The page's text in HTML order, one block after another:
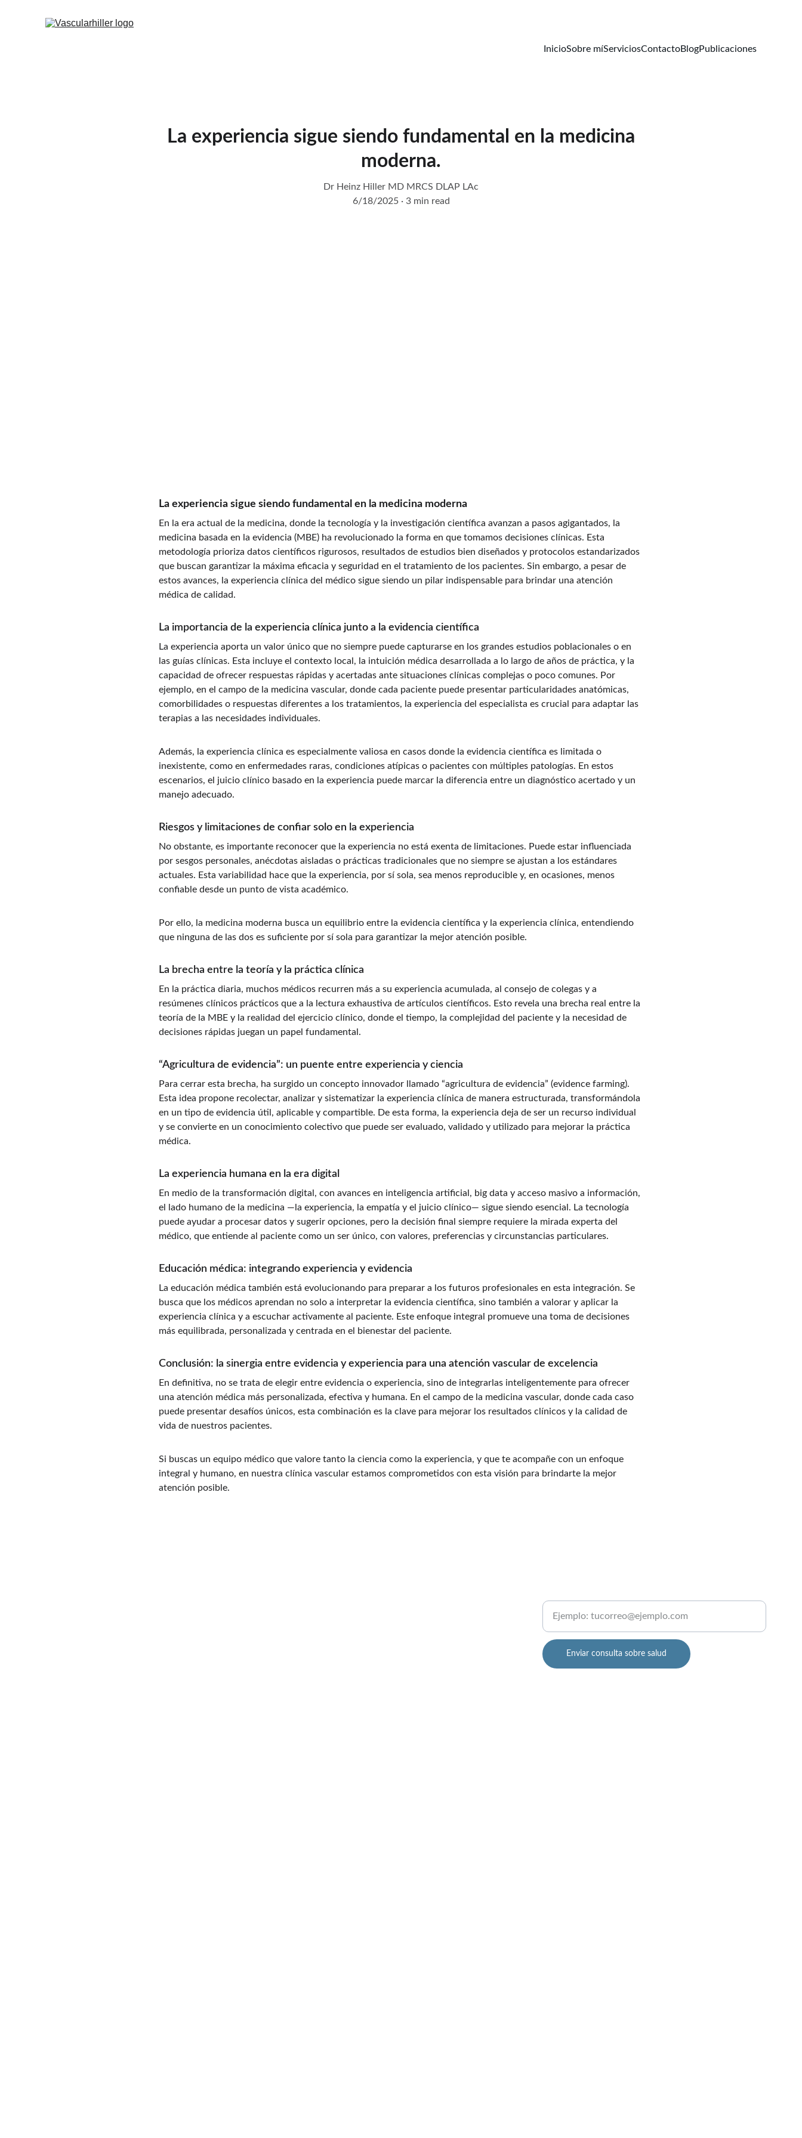
InicioSobre míServiciosContactoBlogPublicaciones
La experiencia sigue siendo fundamental en la medicina
moderna.
Dr Heinz Hiller MD MRCS DLAP LAc
6/18/2025
3 min read
La experiencia sigue siendo fundamental en la medicina moderna
En la era actual de la medicina, donde la tecnología y la investigación científica avanzan a pasos agigantados, la
medicina basada en la evidencia (MBE) ha revolucionado la forma en que tomamos decisiones clínicas. Esta
metodología prioriza datos científicos rigurosos, resultados de estudios bien diseñados y protocolos estandarizados
que buscan garantizar la máxima eficacia y seguridad en el tratamiento de los pacientes. Sin embargo, a pesar de
estos avances, la experiencia clínica del médico sigue siendo un pilar indispensable para brindar una atención
médica de calidad.
La importancia de la experiencia clínica junto a la evidencia científica
La experiencia aporta un valor único que no siempre puede capturarse en los grandes estudios poblacionales o en
las guías clínicas. Esta incluye el contexto local, la intuición médica desarrollada a lo largo de años de práctica, y la
capacidad de ofrecer respuestas rápidas y acertadas ante situaciones clínicas complejas o poco comunes. Por
ejemplo, en el campo de la medicina vascular, donde cada paciente puede presentar particularidades anatómicas,
comorbilidades o respuestas diferentes a los tratamientos, la experiencia del especialista es crucial para adaptar las
terapias a las necesidades individuales.
Además, la experiencia clínica es especialmente valiosa en casos donde la evidencia científica es limitada o
inexistente, como en enfermedades raras, condiciones atípicas o pacientes con múltiples patologías. En estos
escenarios, el juicio clínico basado en la experiencia puede marcar la diferencia entre un diagnóstico acertado y un
manejo adecuado.
Riesgos y limitaciones de confiar solo en la experiencia
No obstante, es importante reconocer que la experiencia no está exenta de limitaciones. Puede estar influenciada
por sesgos personales, anécdotas aisladas o prácticas tradicionales que no siempre se ajustan a los estándares
actuales. Esta variabilidad hace que la experiencia, por sí sola, sea menos reproducible y, en ocasiones, menos
confiable desde un punto de vista académico.
Por ello, la medicina moderna busca un equilibrio entre la evidencia científica y la experiencia clínica, entendiendo
que ninguna de las dos es suficiente por sí sola para garantizar la mejor atención posible.
La brecha entre la teoría y la práctica clínica
En la práctica diaria, muchos médicos recurren más a su experiencia acumulada, al consejo de colegas y a
resúmenes clínicos prácticos que a la lectura exhaustiva de artículos científicos. Esto revela una brecha real entre la
teoría de la MBE y la realidad del ejercicio clínico, donde el tiempo, la complejidad del paciente y la necesidad de
decisiones rápidas juegan un papel fundamental.
“Agricultura de evidencia”: un puente entre experiencia y ciencia
Para cerrar esta brecha, ha surgido un concepto innovador llamado “agricultura de evidencia” (evidence farming).
Esta idea propone recolectar, analizar y sistematizar la experiencia clínica de manera estructurada, transformándola
en un tipo de evidencia útil, aplicable y compartible. De esta forma, la experiencia deja de ser un recurso individual
y se convierte en un conocimiento colectivo que puede ser evaluado, validado y utilizado para mejorar la práctica
médica.
La experiencia humana en la era digital
En medio de la transformación digital, con avances en inteligencia artificial, big data y acceso masivo a información,
el lado humano de la medicina —la experiencia, la empatía y el juicio clínico— sigue siendo esencial. La tecnología
puede ayudar a procesar datos y sugerir opciones, pero la decisión final siempre requiere la mirada experta del
médico, que entiende al paciente como un ser único, con valores, preferencias y circunstancias particulares.
Educación médica: integrando experiencia y evidencia
La educación médica también está evolucionando para preparar a los futuros profesionales en esta integración. Se
busca que los médicos aprendan no solo a interpretar la evidencia científica, sino también a valorar y aplicar la
experiencia clínica y a escuchar activamente al paciente. Este enfoque integral promueve una toma de decisiones
más equilibrada, personalizada y centrada en el bienestar del paciente.
Conclusión: la sinergia entre evidencia y experiencia para una atención vascular de excelencia
En definitiva, no se trata de elegir entre evidencia o experiencia, sino de integrarlas inteligentemente para ofrecer
una atención médica más personalizada, efectiva y humana. En el campo de la medicina vascular, donde cada caso
puede presentar desafíos únicos, esta combinación es la clave para mejorar los resultados clínicos y la calidad de
vida de nuestros pacientes.
Si buscas un equipo médico que valore tanto la ciencia como la experiencia, y que te acompañe con un enfoque
integral y humano, en nuestra clínica vascular estamos comprometidos con esta visión para brindarte la mejor
atención posible.
Enviar consulta sobre salud